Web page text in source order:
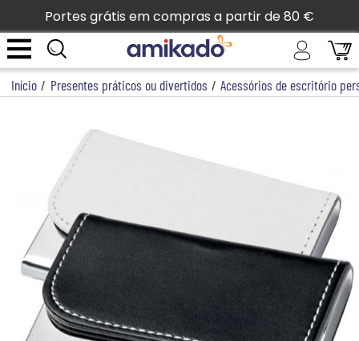
Portes grátis em compras a partir de 80 €
Início / Presentes práticos ou divertidos / Acessórios de escritório